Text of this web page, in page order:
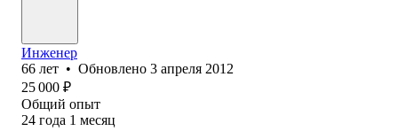
Инженер
66 лет • Обновлено 3 апреля 2012
25 000 ₽
Общий опыт
24 года 1 месяц